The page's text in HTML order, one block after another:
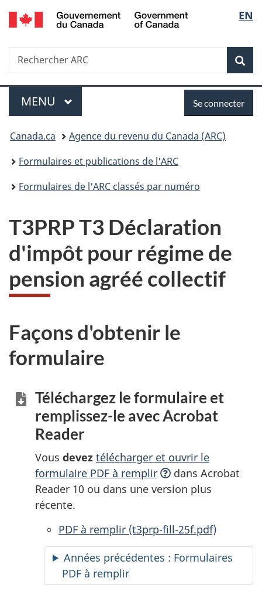
Passer
au
Passer
à
du
Passer
à
simplifiée
de
la
EN
Recherche
Rechercher
ARC
Menu
MENU PRINCIPAL
connecter
Se connecter
Vous
êtes
ici :
Canada.ca
Agence du revenu du Canada (ARC)
Formulaires et publications de l'ARC
Formulaires de l'ARC classés par numéro
T3PRP T3 Déclaration
d'impôt pour régime de
pension agréé collectif
Façons d'obtenir le
formulaire
Téléchargez le formulaire et
remplissez-le avec Acrobat
Reader
Vous devez télécharger et ouvrir le
formulaire PDF à remplir
dans Acrobat
Reader 10 ou dans une version plus
récente.
PDF à remplir accessibles
(t3prp-fill-25f.pdf)
Années précédentes : Formulaires
PDF à rempliraccessibles